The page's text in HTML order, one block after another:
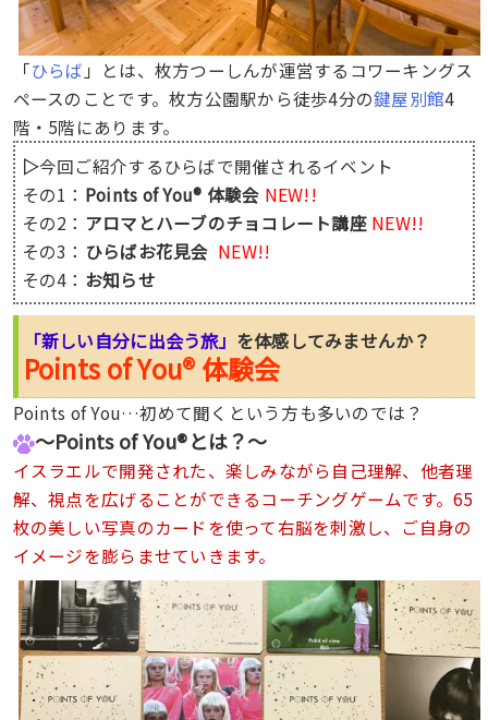
「ひらば 」とは、枚方つーしんが運営するコワーキングス
ペースのことです。枚方公園駅から徒歩4分の鍵屋別館4
階・5階にあります。
▷今回ご紹介するひらばで開催されるイベント
その1： Points of You® 体験会 NEW!!
その2： アロマとハーブのチョコレート講座 NEW!!
その3： ひらばお花見会 NEW!!
その4： お知らせ
「新しい自分に出会う旅」 を体感してみませんか？
Points of You® 体験会
Points of You…初めて聞くという方も多いのでは？
〜Points of You®とは？〜
イスラエルで開発された、楽しみながら自己理解、他者理
解、視点を広げることができるコーチングゲームです。65
枚の美しい写真のカードを使って右脳を刺激し、ご自身の
イメージを膨らませていきます。